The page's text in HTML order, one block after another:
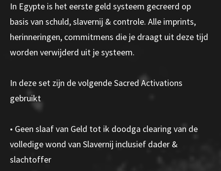
In Egypte is het eerste geld systeem gecreerd op
basis van schuld, slavernij & controle. Alle imprints,
herinneringen, commitmens die je draagt uit deze tijd
worden verwijderd uit je systeem.
In deze set zijn de volgende Sacred Activations
gebruikt
• Geen slaaf van Geld tot ik doodga clearing van de
volledige wond van Slavernij inclusief dader &
slachtoffer